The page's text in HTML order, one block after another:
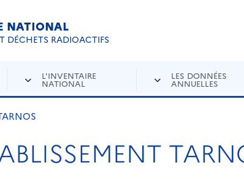
NATIONAL
DÉCHETS RADIOACTIFS
L'INVENTAIRE
NATIONAL
LES DONNÉES
ANNUELLES